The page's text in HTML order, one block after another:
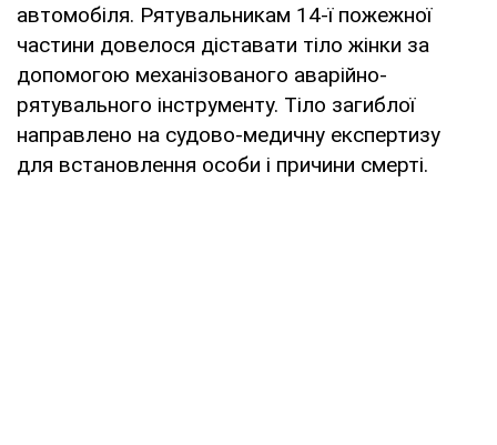
автомобіля. Рятувальникам 14-ї пожежної
частини довелося діставати тіло жінки за
допомогою механізованого аварійно-
рятувального інструменту. Тіло загиблої
направлено на судово-медичну експертизу
для встановлення особи і причини смерті.